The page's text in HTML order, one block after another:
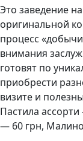
Это заведение
оригинальной
процесс
внимания
готовят по
приобрести
визите и
Пастила
— 60 грн,